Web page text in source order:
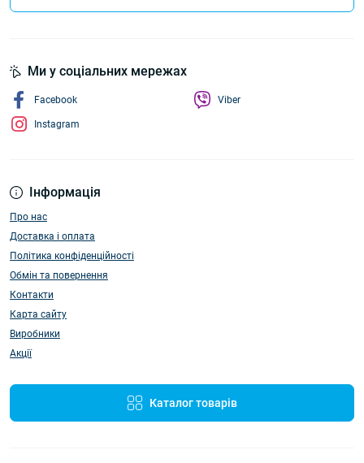
Інформація
Про нас
Доставка і оплата
Політика конфіденційності
Обмін та повернення
Контакти
Карта сайту
Виробники
Акції
Каталог товарів
Ми у соціальних мережах
Facebook
Instagram
Viber